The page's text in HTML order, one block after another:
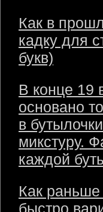
Как в
кадку для
букв)
В конце 19
основано
в
микстуру.
каждой
Как
быстро